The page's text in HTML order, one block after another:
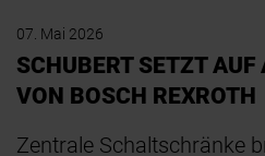
07. Mai 2026
SCHUBERT SETZT
VON BOSCH REXROTH
Zentrale Schaltschränke